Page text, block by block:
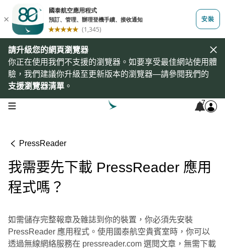
請升級您的網頁瀏覽器
你正在使用我們不支援的瀏覽器。如要享受最佳網站使用體
驗，我們建議你升級至更新版本的瀏覽器—請參閱我們的
支援瀏覽器清單 。
open navigation menu 7
PressReader
我需要先下載 PressReader 應用
程式嗎？
如需儲存完整報章及雜誌到你的裝置，你必須先安裝
PressReader 應用程式。使用國泰航空貴賓室時，你可以
透過無線網絡服務在 pressreader.com 選閱文章，無需下載